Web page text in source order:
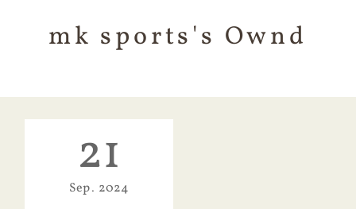
mk sports's Ownd
21
Sep 2024